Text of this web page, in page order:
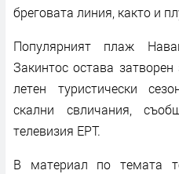
бреговата линия, както и
Популярният плаж
Закинтос остава
летен туристически
скални свличания,
телевизия ЕРТ.
В материал по темата